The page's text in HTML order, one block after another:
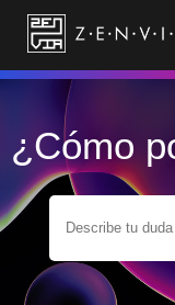
¿Cómo